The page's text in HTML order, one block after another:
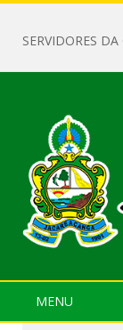
MENU